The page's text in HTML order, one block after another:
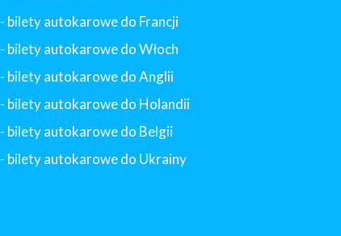
- bilety autokarowe do Francji
- bilety autokarowe do Włoch
- bilety autokarowe do Anglii
- bilety autokarowe do Holandii
- bilety autokarowe do Belgii
- bilety autokarowe do Ukrainy